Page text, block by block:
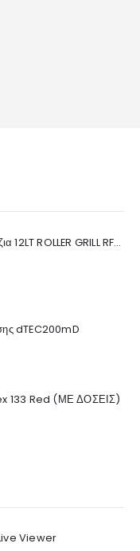
Φριτέζα αερίου επιτραπέζια 12LT ROLLER GRILL RFG12B 8KW
dTEC200mD
133 Red (ΜΕ ΔΟΣΕΙΣ)
Viewer